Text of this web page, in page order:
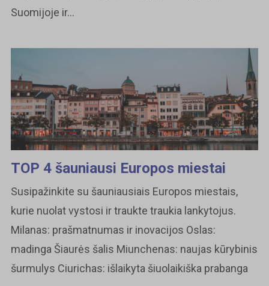
Suomijoje ir...
TOP 4 šauniausi Europos miestai
Susipažinkite su šauniausiais Europos miestais,
kurie nuolat vystosi ir traukte traukia lankytojus.
Milanas: prašmatnumas ir inovacijos Oslas:
madinga Šiaurės šalis Miunchenas: naujas kūrybinis
šurmulys Ciurichas: išlaikyta šiuolaikiška prabanga